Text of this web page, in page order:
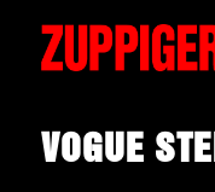
VOGUE